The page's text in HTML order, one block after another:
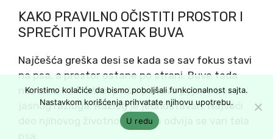
KAKO PRAVILNO OČISTITI PROSTOR I
SPREČITI POVRATAK BUVA
Najčešća greška desi se kada se sav fokus stavi
na psa, a prostor ostane po strani. Buve tada
nestanu na kratko, pa se ponovo pojave bez
jasnog razloga. Razlog je jednostavan. Najveći
deo njihovog životnog ciklusa odvija se van tela
Koristimo kolačiće da bismo poboljšali funkcionalnost sajta.
Nastavkom korišćenja prihvatate njihovu upotrebu.
U redu